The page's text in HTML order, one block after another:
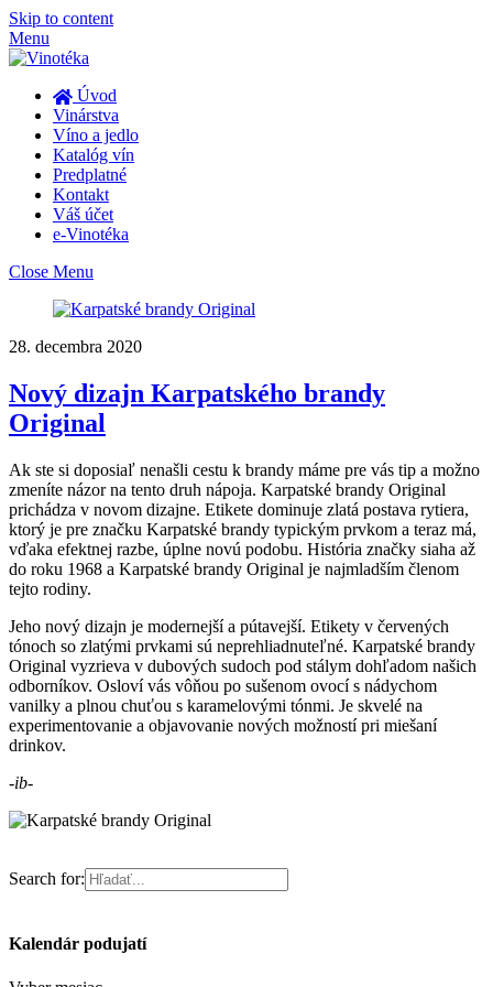
Skip to content
Menu
Úvod
Vinárstva
Víno a jedlo
Katalóg vín
Predplatné
Kontakt
Váš účet
e-Vinotéka
Close Menu
28. decembra 2020
Nový dizajn Karpatského brandy
Original
Ak ste si doposiaľ nenašli cestu k brandy máme pre vás tip a možno
zmeníte názor na tento druh nápoja. Karpatské brandy Original
prichádza v novom dizajne. Etikete dominuje zlatá postava rytiera,
ktorý je pre značku Karpatské brandy typickým prvkom a teraz má,
vďaka efektnej razbe, úplne novú podobu. História značky siaha až
do roku 1968 a Karpatské brandy Original je najmladším členom
tejto rodiny.
Jeho nový dizajn je modernejší a pútavejší. Etikety v červených
tónoch so zlatými prvkami sú neprehliadnuteľné. Karpatské brandy
Original vyzrieva v dubových sudoch pod stálym dohľadom našich
odborníkov. Osloví vás vôňou po sušenom ovocí s nádychom
vanilky a plnou chuťou s karamelovými tónmi. Je skvelé na
experimentovanie a objavovanie nových možností pri miešaní
drinkov.
-ib-
Search for:
Kalendár podujatí